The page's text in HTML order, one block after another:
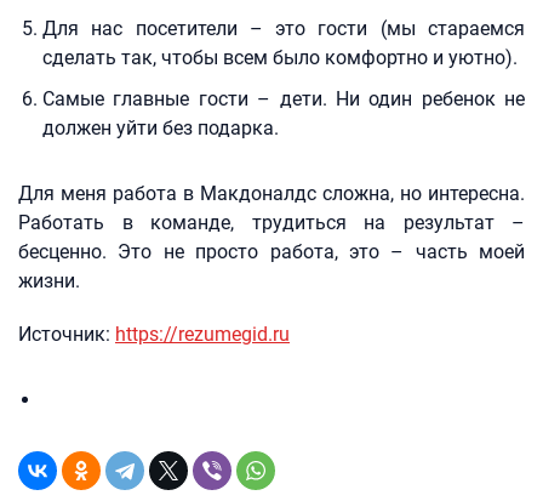
Для нас посетители – это гости (мы стараемся
сделать так, чтобы всем было комфортно и уютно).
Самые главные гости – дети. Ни один ребенок не
должен уйти без подарка.
Для меня работа в Макдоналдс сложна, но интересна.
Работать в команде, трудиться на результат –
бесценно. Это не просто работа, это – часть моей
жизни.
Источник: https://rezumegid.ru